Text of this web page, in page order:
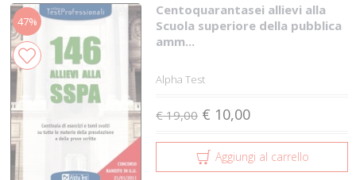
47%
Centoquarantasei allievi alla
Scuola superiore della pubblica
amm...
Alpha Test
€ 19,00 € 10,00
Aggiungi al carrello